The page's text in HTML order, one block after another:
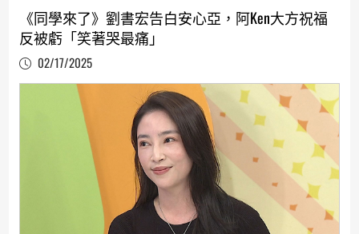
《同學來了》劉書宏告白安心亞，阿Ken大方祝福
反被虧「笑著哭最痛」
02/17/2025